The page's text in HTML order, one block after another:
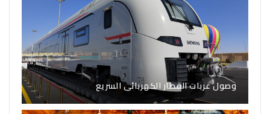
وصول عربات القطار الكهربائى السريع